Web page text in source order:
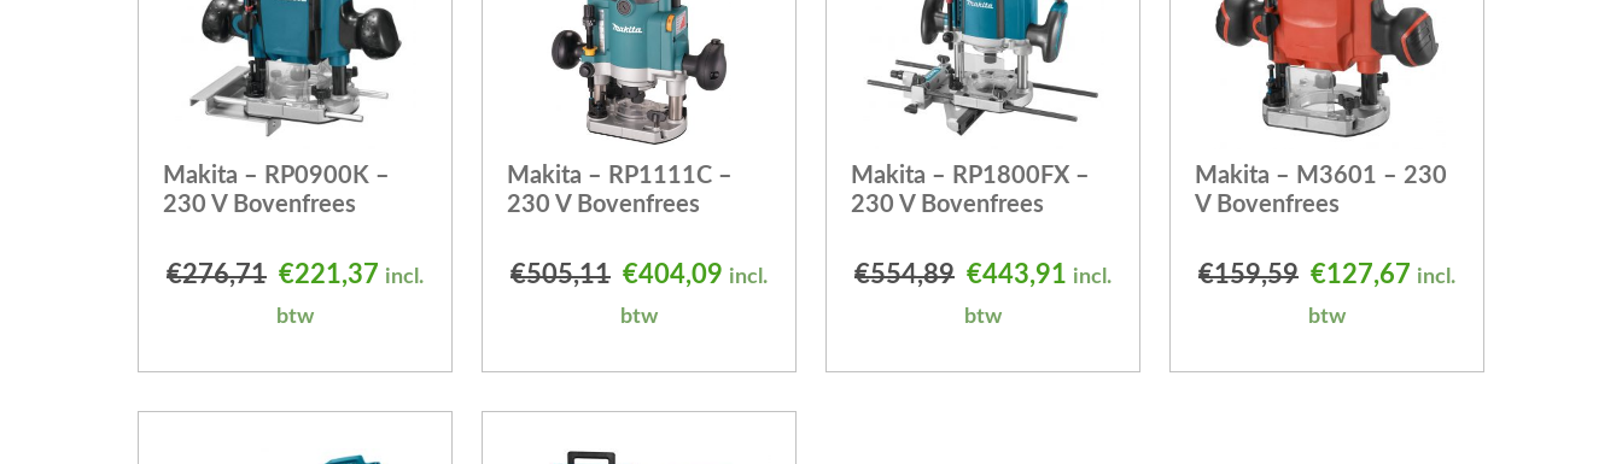
Makita – RP0900K –
230 V Bovenfrees
€276,71 Oorspronkelijke prijs was: €276,71.
€221,37 Huidige prijs is: €221,37.
incl.
btw
Makita – RP1111C –
230 V Bovenfrees
€505,11 Oorspronkelijke prijs was: €505,11.
€404,09 Huidige prijs is: €404,09.
incl.
btw
Makita – RP1800FX –
230 V Bovenfrees
€554,89 Oorspronkelijke prijs was: €554,89.
€443,91 Huidige prijs is: €443,91.
incl.
btw
Makita – M3601 – 230
V Bovenfrees
€159,59 Oorspronkelijke prijs
€127,67 Huidige prijs is:
incl.
btw